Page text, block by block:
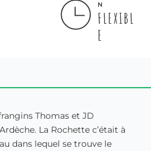
N
FLEXIBL
E
Thomas et JD
La Rochette c’était à
dans lequel se trouve le